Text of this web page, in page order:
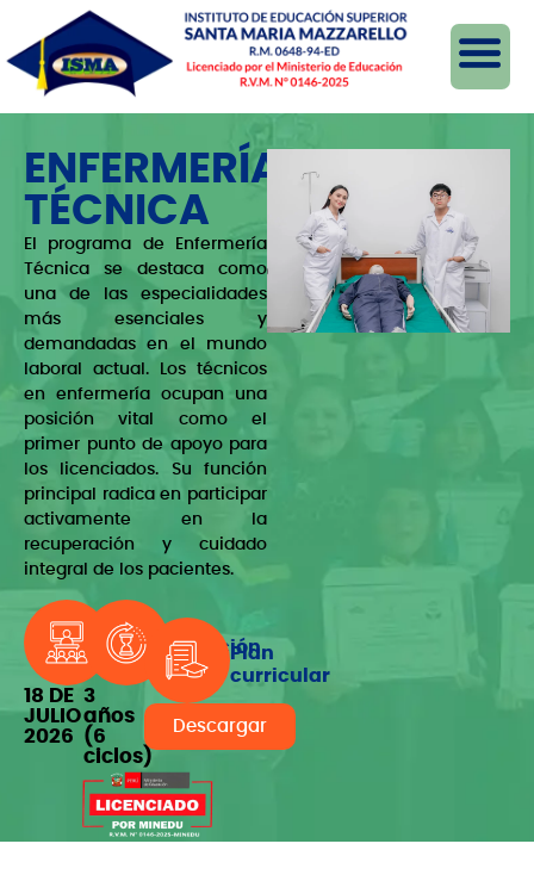
ENFERMERÍA
TÉCNICA
El programa de Enfermería
Técnica se destaca como
una de las especialidades
más esenciales y
demandadas en el mundo
laboral actual. Los técnicos
en enfermería ocupan una
posición vital como el
primer punto de apoyo para
los licenciados. Su función
principal radica en participar
activamente en la
recuperación y cuidado
integral de los pacientes.
Inicio
18 DE
JULIO
2026
Duración
3
años
(6
ciclos)
Plan
curricular
Descargar